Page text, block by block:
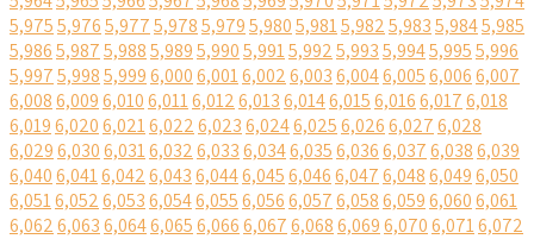
5,9755,9765,9775,9785,9795,9805,9815,9825,9835,9845,985
5,9865,9875,9885,9895,9905,9915,9925,9935,9945,9955,996
5,9975,9985,9996,0006,0016,0026,0036,0046,0056,0066,007
6,0086,0096,0106,0116,0126,0136,0146,0156,0166,0176,018
6,0196,0206,0216,0226,0236,0246,0256,0266,0276,028
6,0296,0306,0316,0326,0336,0346,0356,0366,0376,0386,039
6,0406,0416,0426,0436,0446,0456,0466,0476,0486,0496,050
6,0516,0526,0536,0546,0556,0566,0576,0586,0596,0606,061
6,0626,0636,0646,0656,0666,0676,0686,0696,0706,0716,072